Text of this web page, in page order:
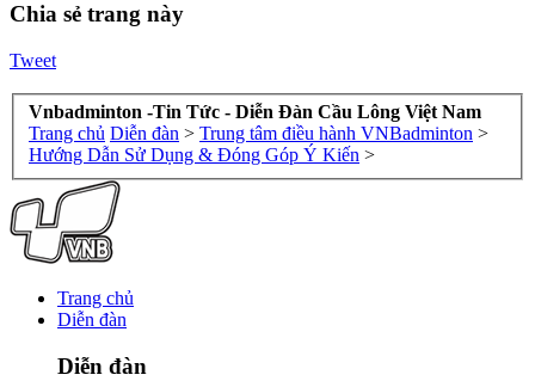
Chia sẻ trang này
Tweet
Vnbadminton -Tin Tức - Diễn Đàn Cầu Lông Việt Nam
Trang chủ Diễn đàn > Trung tâm điều hành VNBadminton >
Hướng Dẫn Sử Dụng & Đóng Góp Ý Kiến >
Trang chủ
Diễn đàn
Diễn đàn